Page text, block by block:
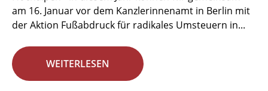
am 16. Januar vor dem Kanzlerinnenamt in Berlin mit
der Aktion Fußabdruck für radikales Umsteuern in...
WEITERLESEN